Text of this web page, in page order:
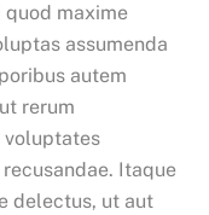
maxime
assumenda
autem
rerum
voluptates
Itaque
delectus, ut aut